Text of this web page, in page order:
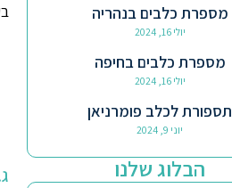
מספרת כלבים בנהריה
יולי 16, 2024
מספרת כלבים בחיפה
יולי 16, 2024
תספורת לכלב פומרניאן
יוני 9, 2024
הבלוג שלנו